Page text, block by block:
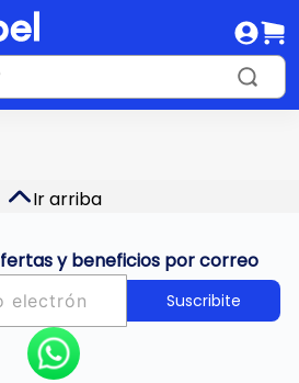
Ir arriba
y beneficios por correo
Suscribite